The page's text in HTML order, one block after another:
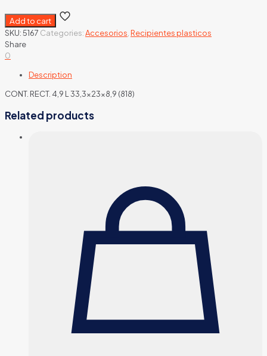
Add to cart
SKU:5167 Categories:Accesorios Recipientes plasticos
Share
0
Description
CONT. RECT. 4,9 L 33,3x23x8,9 (818)
Related products